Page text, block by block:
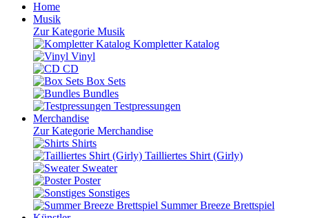
Home
Musik
Zur Kategorie Musik
Kompletter Katalog
Vinyl
CD
Box Sets
Bundles
Testpressungen
Merchandise
Zur Kategorie Merchandise
Shirts
Tailliertes Shirt (Girly)
Sweater
Poster
Sonstiges
Summer Breeze Brettspiel